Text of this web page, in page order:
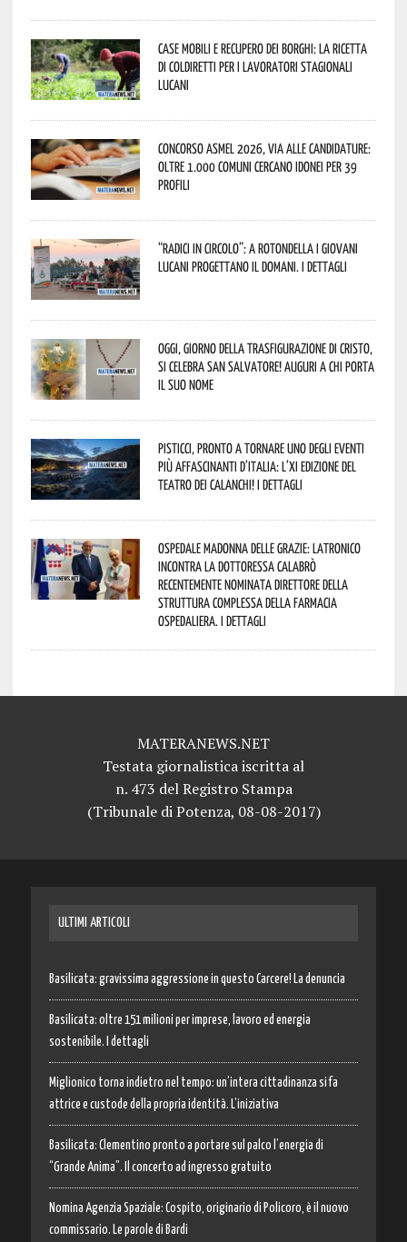
Case mobili e recupero dei borghi: la ricetta
di Coldiretti per i lavoratori stagionali
lucani
Concorso Asmel 2026, via alle candidature:
oltre 1.000 Comuni cercano idonei per 39
profili
“Radici in Circolo”: a Rotondella i giovani
lucani progettano il domani. I dettagli
Oggi, giorno della Trasfigurazione di Cristo,
si celebra San Salvatore! Auguri a chi porta
il suo nome
Pisticci, pronto a tornare uno degli eventi
più affascinanti d’Italia: l’XI edizione del
Teatro dei Calanchi! I dettagli
Ospedale Madonna delle Grazie: Latronico
incontra la dottoressa Calabrò
recentemente nominata Direttore della
Struttura Complessa della Farmacia
Ospedaliera. I dettagli
MATERANEWS.NET
Testata giornalistica iscritta al
n. 473 del Registro Stampa
(Tribunale di Potenza, 08-08-2017)
ULTIMI ARTICOLI
Basilicata: gravissima aggressione in questo Carcere! La denuncia
Basilicata: oltre 151 milioni per imprese, lavoro ed energia
sostenibile. I dettagli
Miglionico torna indietro nel tempo: un’intera cittadinanza si fa
attrice e custode della propria identità. L’iniziativa
Basilicata: Clementino pronto a portare sul palco l’energia di
“Grande Anima”. Il concerto ad ingresso gratuito
Nomina Agenzia Spaziale: Cospito, originario di Policoro, è il nuovo
commissario. Le parole di Bardi